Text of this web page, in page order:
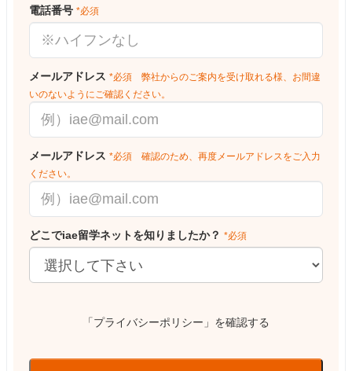
電話番号 *必須
メールアドレス *必須 弊社からのご案内を受け取れる様、お間違
いのないようにご確認ください。
メールアドレス *必須 確認のため、再度メールアドレスをご入力
ください。
どこでiae留学ネットを知りましたか？ *必須
「プライバシーポリシー」を確認する